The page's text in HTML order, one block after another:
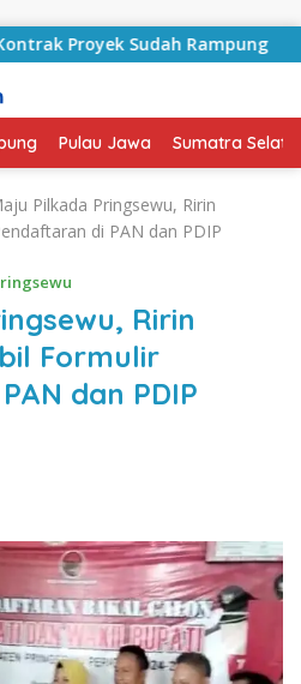
Sudah Rampung
Pulau Jawa Sumatra
Pilkada Pringsewu, Ririn
di PAN dan PDIP
Ririn
Formulir
dan PDIP